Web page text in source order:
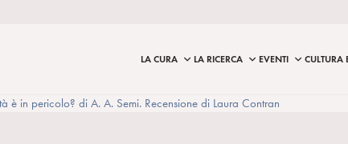
LA CURA LA RICERCA EVENTI CULTURA
è in pericolo? di A. A. Semi. Recensione di Laura Contran